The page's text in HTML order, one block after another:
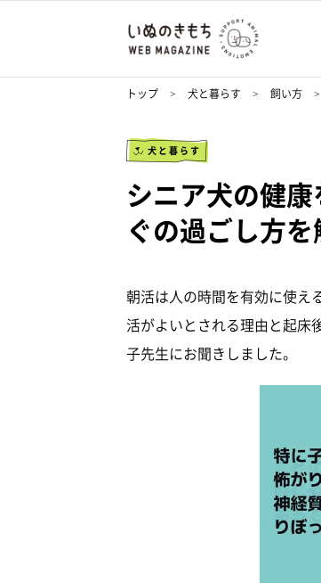
トップ 犬と暮らす 飼い方
犬と暮らす
シニア犬の健
ぐの過ごし方を
朝活は人の時間を有効に使え
活がよいとされる理由と起床
子先生にお聞きしました。